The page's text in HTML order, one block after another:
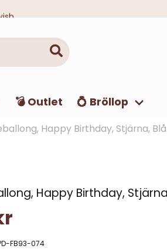
💣 Outlet 💍 Bröllop
Happy Birthday, Stjärna, Blå
Happy Birthday,
FB93-074